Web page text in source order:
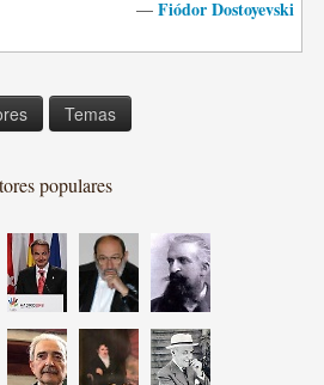
— Fiódor Dostoyevski
Temas
populares